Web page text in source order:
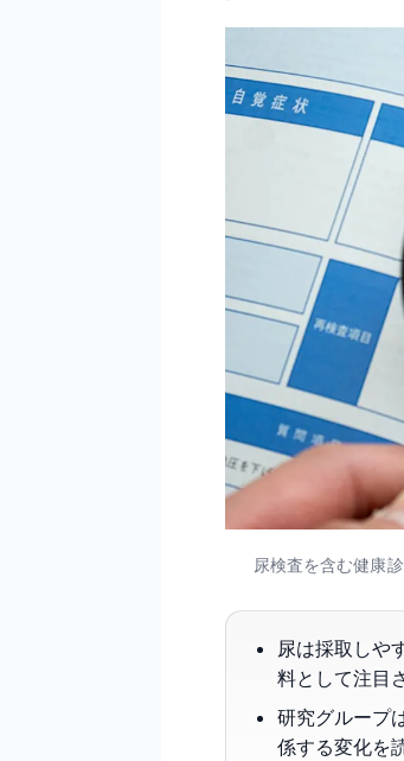
尿検査を含む健康
尿は採取しや
料として注目
研究グループ
係する変化を